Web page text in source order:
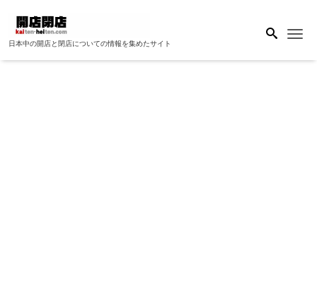
日本中の開店と閉店についての情報を集めたサイト